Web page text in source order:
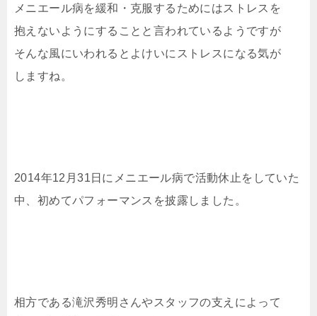
メニエール病を緩和・克服するためにはストレスを
抱えないようにすることと言われているようですが
そんな風にいわれるとよけいにストレスになる気が
しますね。
2014年12月31日にメニエール病で活動休止をしていた
中、初めてパフォーマンスを披露しました。
相方である滝沢秀明さんやスタッフの支えによって